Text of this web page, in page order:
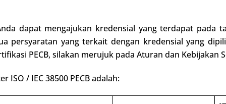
dapat mengajukan kredensial yang terdapat pada
persyaratan yang terkait dengan kredensial yang
PECB, silakan merujuk pada Aturan dan Kebijakan
/ IEC 38500 PECB adalah: